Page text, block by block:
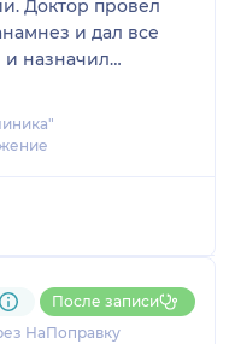
Доктор провел
и дал все
назначил
НаПоправку
После записи